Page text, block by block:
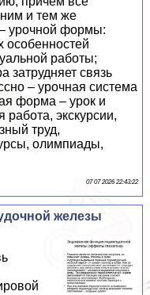
и тем же
урочной формы:
особенностей
работы;
затрудняет связь
– урочная система
форма – урок и
экскурсии,
труд,
олимпиады,
07 07 2026 22:43:22
железы